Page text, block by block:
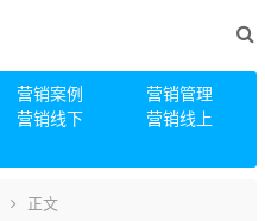
营销案例
营销管理
营销线下
营销线上
正文